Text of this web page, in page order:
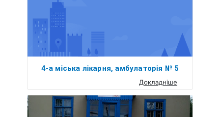
4-а міська лікарня, амбулаторія № 5
Докладніше